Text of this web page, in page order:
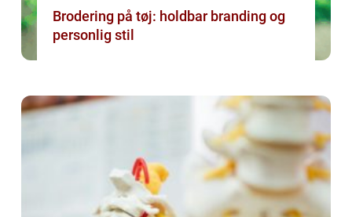
Brodering på tøj: holdbar branding og
personlig stil